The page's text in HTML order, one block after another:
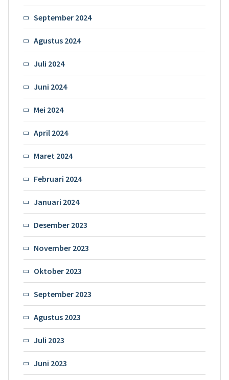
September 2024
Agustus 2024
Juli 2024
Juni 2024
Mei 2024
April 2024
Maret 2024
Februari 2024
Januari 2024
Desember 2023
November 2023
Oktober 2023
September 2023
Agustus 2023
Juli 2023
Juni 2023